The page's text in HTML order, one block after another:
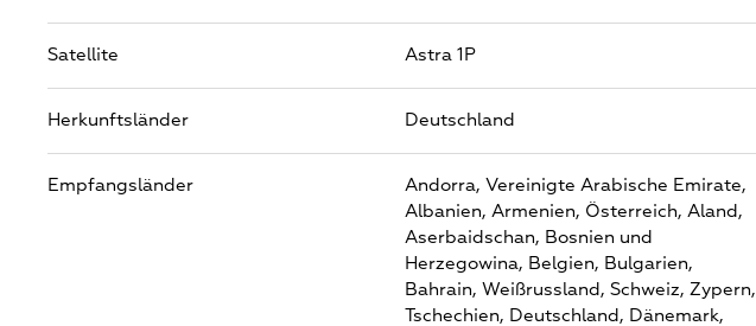
Satellite Astra 1P
Herkunftsländer Deutschland
Empfangsländer Andorra, Vereinigte Arabische Emirate,
Albanien, Armenien, Österreich, Aland,
Aserbaidschan, Bosnien und
Herzegowina, Belgien, Bulgarien,
Bahrain, Weißrussland, Schweiz, Zypern,
Tschechien, Deutschland, Dänemark,